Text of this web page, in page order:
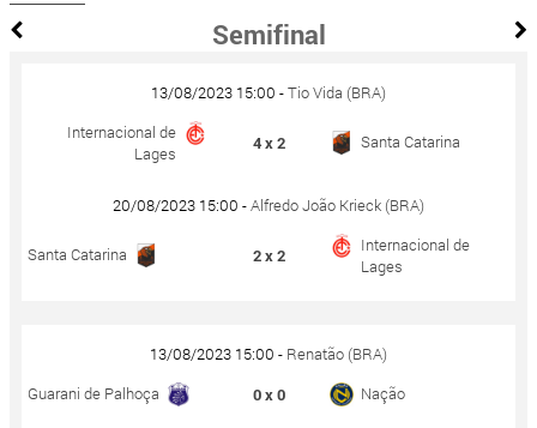
Semifinal
13/08/2023 15:00 -Tio Vida (BRA)
Internacional de
Lages
4 x 2 Santa Catarina
20/08/2023 15:00 -Alfredo João Krieck (BRA)
Santa Catarina 2 x 2
Internacional de
Lages
13/08/2023 15:00 - Renatão (BRA)
Guarani de Palhoça
0 x 0 Nação